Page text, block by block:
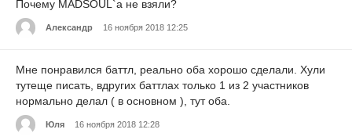
Почему MADSOUL`a не взяли?
Александр 16 ноября 2018 12:25
Мне понравился баттл, реально оба хорошо сделали. Хули
тутеще писать, вдругих баттлах только 1 из 2 участников
нормально делал ( в основном ), тут оба.
Юля 16 ноября 2018 12:28